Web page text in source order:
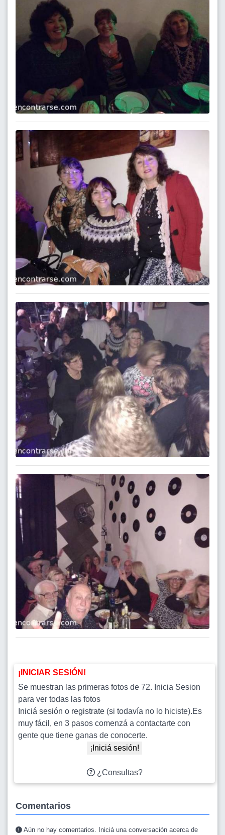
¡INICIAR SESIÓN!
Se muestran las primeras fotos de 72. Inicia Sesion
para ver todas las fotos
Iniciá sesión o registrate (si todavía no lo hiciste).Es
muy fácil, en 3 pasos comenzá a contactarte con
gente que tiene ganas de conocerte.
¡Iniciá sesión!
¿Consultas?
Comentarios
Aún no hay comentarios. Iniciá una conversación acerca de